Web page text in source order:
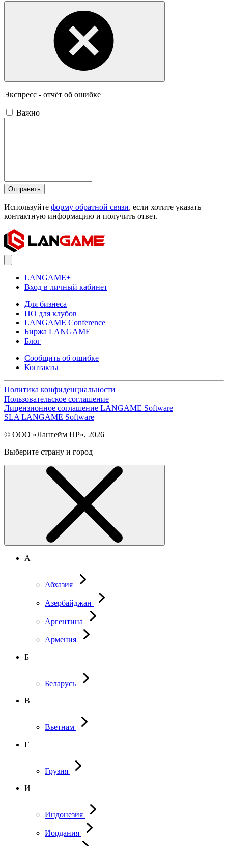
Экспресс - отчёт об ошибке
Важно
Отправить
Используйте форму обратной связи, если хотите указать
контактную информацию и получить ответ.
LANGAME+
Вход в личный кабинет
Для бизнеса
ПО для клубов
LANGAME Conference
Биржа LANGAME
Блог
Сообщить об ошибке
Контакты
Политика конфиденциальности
Пользовательское соглашение
Лицензионное соглашение LANGAME Software
SLA LANGAME Software
© ООО «Лангейм ПР», 2026
Выберите страну и город
А
Абхазия
Азербайджан
Аргентина
Армения
Б
Беларусь
В
Вьетнам
Г
Грузия
И
Индонезия
Иордания